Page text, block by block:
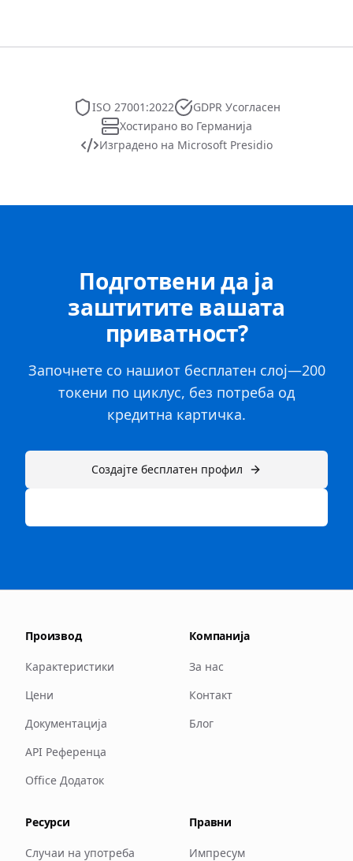
ISO 27001:2022
GDPR Усогласен
Хостирано во Германија
Изградено на Microsoft Presidio
Подготвени да ја
заштитите вашата
приватност?
Започнете со нашиот бесплатен слој—200
токени по циклус, без потреба од
кредитна картичка.
Создајте бесплатен профил
Производ
Карактеристики
Цени
Документација
API Референца
Office Додаток
Компанија
За нас
Контакт
Блог
Ресурси
Случаи на употреба
Правни
Импресум